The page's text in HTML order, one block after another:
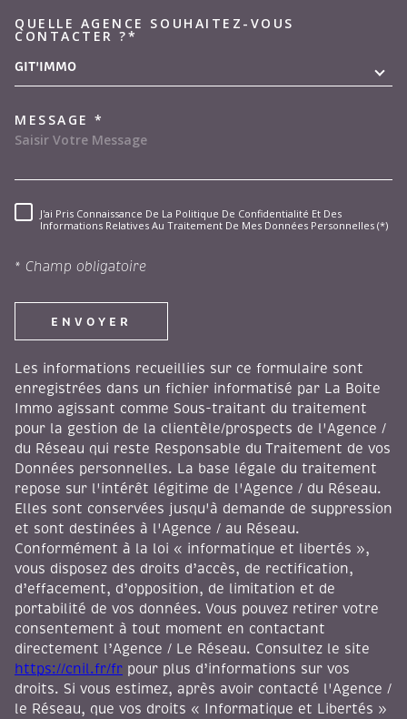
QUELLE AGENCE SOUHAITEZ-VOUS
CONTACTER ?*
GIT'IMMO
MESSAGE *
RÈGLEMENTATION
J'ai Pris Connaissance De La Politique De Confidentialité Et Des
Informations Relatives Au Traitement De Mes Données Personnelles (*)
* Champ obligatoire
ENVOYER
Les informations recueillies sur ce formulaire sont
enregistrées dans un fichier informatisé par La Boite
Immo agissant comme Sous-traitant du traitement
pour la gestion de la clientèle/prospects de l'Agence /
du Réseau qui reste Responsable du Traitement de vos
Données personnelles. La base légale du traitement
repose sur l'intérêt légitime de l'Agence / du Réseau.
Elles sont conservées jusqu'à demande de suppression
et sont destinées à l'Agence / au Réseau.
Conformément à la loi « informatique et libertés »,
vous disposez des droits d’accès, de rectification,
d’effacement, d’opposition, de limitation et de
portabilité de vos données. Vous pouvez retirer votre
consentement à tout moment en contactant
directement l’Agence / Le Réseau. Consultez le site
https://cnil.fr/fr pour plus d’informations sur vos
droits. Si vous estimez, après avoir contacté l'Agence /
le Réseau, que vos droits « Informatique et Libertés »